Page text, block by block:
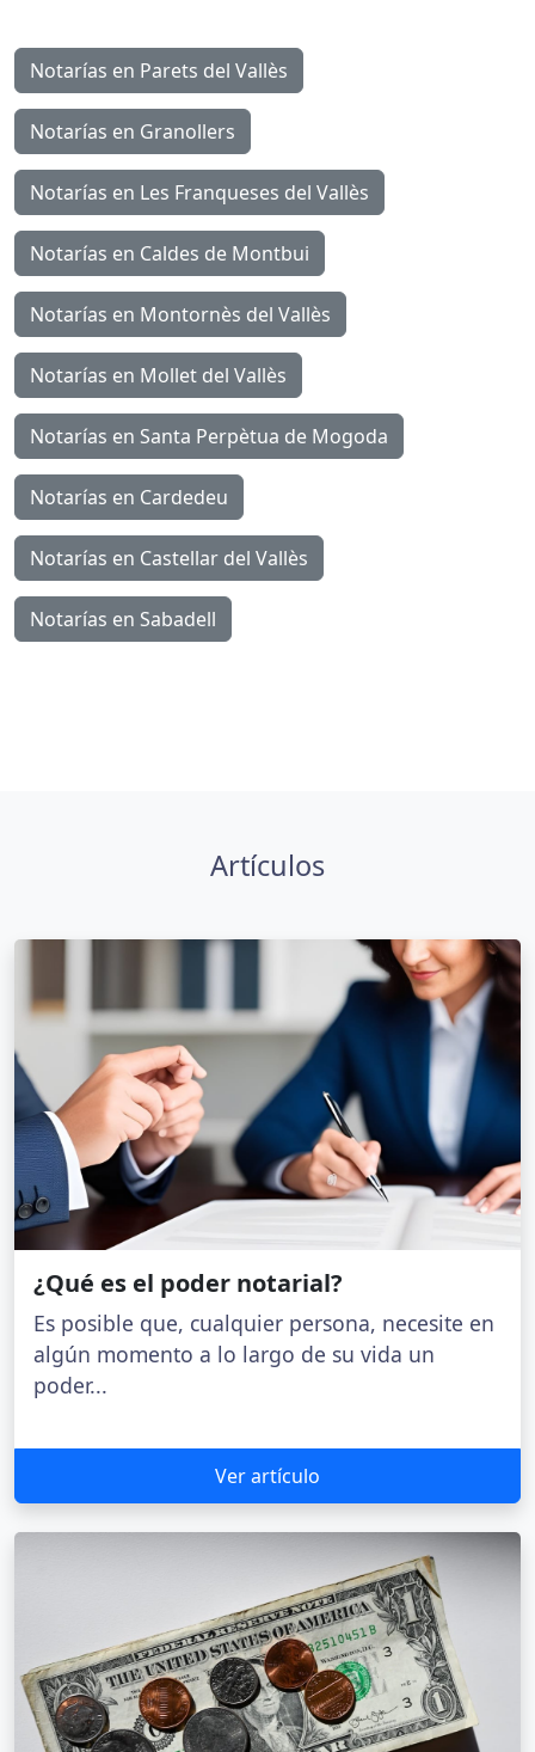
Notarías en Parets del Vallès
Notarías en Granollers
Notarías en Les Franqueses del Vallès
Notarías en Caldes de Montbui
Notarías en Montornès del Vallès
Notarías en Mollet del Vallès
Notarías en Santa Perpètua de Mogoda
Notarías en Cardedeu
Notarías en Castellar del Vallès
Notarías en Sabadell
Artículos
¿Qué es el poder notarial?
Es posible que, cualquier persona, necesite en
algún momento a lo largo de su vida un
poder...
Ver artículo